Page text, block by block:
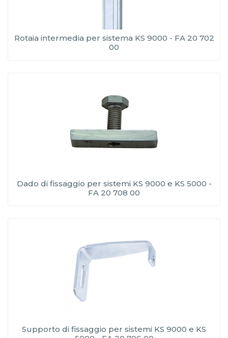
Rotaia intermedia per sistema KS 9000 - FA 20 702
00
Dado di fissaggio per sistemi KS 9000 e KS 5000 -
FA 20 708 00
Supporto di fissaggio per sistemi KS 9000 e KS